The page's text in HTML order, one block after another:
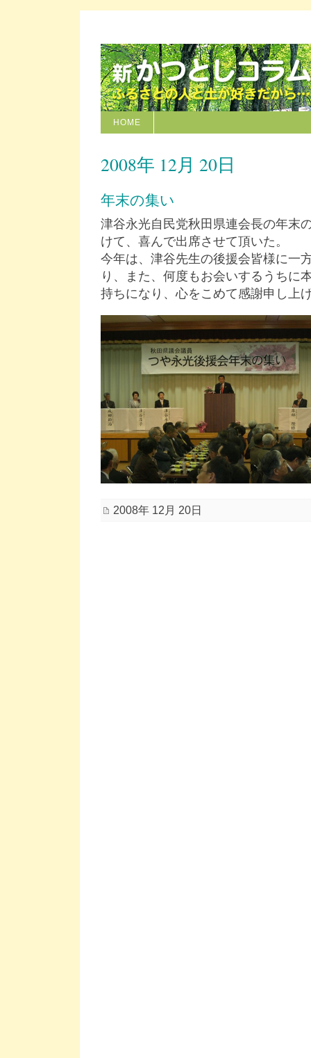
HOME
2008年 12月 20日
年末の集い
津谷永光自民党秋田県連会長の年末
けて、喜んで出席させて頂いた。
今年は、津谷先生の後援会皆様に一
り、また、何度もお会いするうちに
持ちになり、心をこめて感謝申し上
2008年 12月 20日